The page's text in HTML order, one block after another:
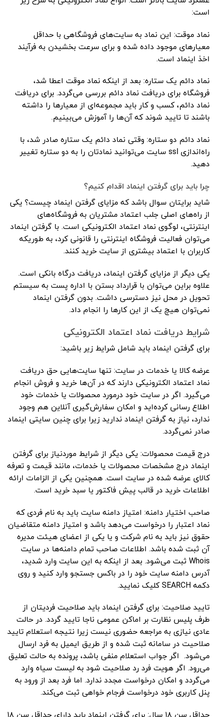
است:
نماد موقت: این نماد به سایت‌های فروشگاهی با حداقل
معیارهای موجود داده شده و برای سرعت بخشیدن به فرآیند
اخذ اینماد است.
نماد دائم یک ستاره: بعد از اینکه نماد موقت اعطا شد،
فروشگاه برای دریافت نماد دائم بررسی می‌گردد. برای دریافت
نماد دائم، کسب و کار باید مجموعه‌ای از معیارها را داشته
باشند تا تایید شوند که آن‌ها را آموزش می‌بینیم.
نماد دائم دو ستاره: وقتی نماد دائم یک ستاره صادر شد، با
راه‌اندازی ssl سایت می‌توانید نمادتان را به دو ستاره تغییر
دهید.
چرا باید برای گرفتن اینماد اقدام کنیم؟
شاید برایتان سوال باشد که مزایای گرفتن اینماد چیست؟ یکی
از راه‌های اصلی جلب اعتماد مشتریان به فروشگاه‌های
اینترنتی، لوگوی نماد اعتماد الکترونیکی است. با گرفتن اینماد
می‌توان فعالیت فروشگاه اینترنتی را قانونی کرد، به طوریکه
کاربران با اعتماد بیشتری از سایت خرید کنند.
یکی دیگر از مزایای گرفتن اینماد، دریافت درگاه بانکی است.
علاوه براین می‌توان با قرارداد بستن با اداره پست به سیستم
تحویل در محل نیز دسترسی داشت. بدون گرفتن اینماد
نمی‌توان هیچ یک از این کارها را انجام داد.
شرایط دریافت نماد اعتماد الکترونیکی
برای گرفتن اینماد باید شامل شرایط زیر باشید:
عرضه کالا یا خدمات در سایت: تنها سایت‌هایی حق دریافت
نماد اعتماد الکترونیکی دارند که در آن‌ها خرید و فروش انجام
می‌گیرد. اگر در سایت خود درمورد محصولات یا خدمات خود
اطلاع رسانی کرده‌اید و امکان سفارش‌گیری آنلاین هم وجود
ندارد، نیاز به گرفتن اینماد ندارید زیرا برای چنین سایتی اینماد
صادر نمی‌گردد.
درج قیمت محصولات: یکی دیگر از شرایط موردنیاز برای گرفتن
اینماد درج مشخصات محصولات یا خدمات، مانند قیمت و تعرفه
کالای عرضه شده در سایت است. همچنین یکی از الزامات ارائه
اطلاعات خرید در قالب پیش فاکتور یا سبد خرید است.
صاحب اختیار دامنه: امتیاز دامنه سایت باید به نام فردی که
نماد اعتبار را درخواست می‌دهد باشد و امتیاز دامنه متقاضیان
حقوق نیز باید به نام شرکت و یا یکی از اعضای هیئت مدیره
آن ثبت شده باشد. اطلاعات صاحب تمام دامنه‌ها در سایت
Whois ثبت می‌شود. بعد از اینکه به این سایت وارد شدید،
آدرس دامنه سایت خود را در باکس جستجو وارد کنید و روی
دکمه SEARCH کلیک نمایید.
تایید صلاحیت: برای گرفتن اینماد باید صلاحیت فردیتان از
طرف پلیس نظارت بر اماکن عمومی ناجا تایید گردد. در حالت
عادی نیازی به مراجعه حضوری نیست زیرا نتیجه استعلام تایید
صلاحیت در سامانه ثبت شده و از طریق ایمیل به فرد ارسال
می‌شود. اگر جواب استعلام منفی باشد، پرونده به حالت تعلیق
می‌رود. اگر هویت فرد رد صلاحیت شود به لیست سیاه وارد
می‌گردد و امکان درخواست مجدد ندارد. اما فرد بعد از ورود به
پنل کاربری خود درخواست فرجام خواهی ثبت می‌کند.